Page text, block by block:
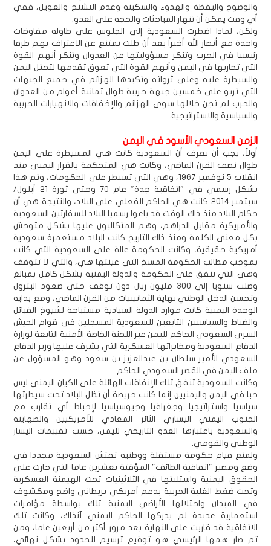
والوضوح واليقظة والهدوء والسكينة وعدم التشنج والعويل، ففي
أي وقت يمكن أن تنهار المباحثات والحجة على العدو.
ولكن، لماذا اضطرت السعودية إلى الجلوس على طاولة مفاوضات
واحدة مع أنصار الله أخيراً بعد أن ظلت تمتنع عن الاعتراف بهم طرفا
رئيسيا في الحرب وتنكر مسؤوليتها عن العدوان وتنكر أنهم القوة
التي تحاربها في اليمن وأنهم القوة التي تعوق تقدمها لتحتل اليمن
والسيطرة عليه وعلى ثرواته وتكبدها الهزائم في جميع الجبهات
التي تربو على خمسين جبهة حربية طوال ثمانية أعوام من العدوان
والحرب لم تجن خلالها سوى الهزائم والإخفاقات والانهيارات الحربية
والسياسية والاستراتيجية.
الزمن السعودي الأسود في اليمن
أولاً، يجب أن نعرف أن السعودية كانت هي المسيطرة على اليمن
طوال نصف القرن الماضي، وكانت هي المتحكمة بالقرار اليمني منذ
انقلاب 5 نوفمبر 1967، وهي التي تسيطر على الحكومات، وتم هذا
بشكل رسمي في "اتفاقية جدة" عام 70 وحتى ثورة 21 أيلول/
سبتمبر 2014 كانت هي الحاكم الفعلي على البلاد، والنتيجة هي أن
حكام البلاد منذ ذاك الوقت قد باعوا رسميا البلاد للسفارتين السعودية
والأمريكية مقابل الدراهم، وهم المتكالبون عليها بشكل متوحش
بكل معنى الكلمة ومنذ ذاك التاريخ كانت البلاد مستعمرة سعودية
أمريكية حقيقية، وكانت الحكومة عالة على السعودية التي كانت
بموجب مطالب الحكومة المسخ التي عينتها هي، والتي لا تتوقف
وهي التي تنفق على الحكومة والدولة اليمنية بشكل كامل بمبالغ
وصلت سنويا إلى 300 مليون ريال دون توقف حتى صعود البترول
وتحسن الدخل الوطني نهاية الثمانينيات من القرن الماضي، ومع بداية
الوحدة اليمنية كانت موارد الدولة السيادية مستباحة لشيوخ القبائل
والضباط والسياسيين التابعين للسعودية المسجلين في قوام الجيش
السري السعودي الحاكم لليمن عبر اللجنة الخاصة الأمنية التابعة لوزارة
الدفاع السعودية ومخابراتها العسكرية التي يشرف عليها وزير الدفاع
السعودي الأمير سلطان بن عبدالعزيز بن سعود وهو المسؤول عن
ملف اليمن في القصر السعودي الحاكم.
وكانت السعودية تنفق تلك الإنفاقات الهائلة على الكيان اليمني ليس
حبا في اليمن واليمنيين إنما كانت حريصة أن تظل البلاد تحت سيطرتها
سياسيا واستراتيجيا وجغرافيا وجيوسياسيا لإحباط أي تقارب مع
الجنوب اليمني اليساري الثائر المعادي للأمريكيين والصهاينة
والسعودية باعتبارها العدو التاريخي لليمن، حسب تقييمات اليسار
الوطني والقومي.
ولمنع قيام حكومة مستقلة ووطنية تفتش السعودية مجددا في
وضع ومصير "اتفاقية الطائف" المؤقتة بعشرين عاما التي جارت على
الحقوق اليمنية واستلبتها في الثلاثينيات تحت الهيمنة العسكرية
وتحت ضغط الغلبة الحربية بدعم أمريكي بريطاني واضح ومكشوف
في الميدان واحتلالها الأراضي اليمنية تلك بواسطة مؤامرات
استعمارية عديدة لم يدركها الحاكم اليمني آنذاك، وكانت تلك
الاتفاقية قد قاربت على النهاية بعد مرور أكثر من أربعين عاما، ومن
ثم صار همها الرئيسي هو توقيع ترسيم للحدود بشكل نهائي،